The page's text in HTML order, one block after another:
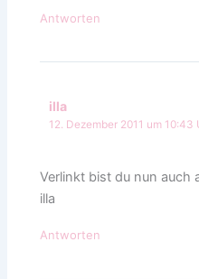
Antworten
illa
12. Dezember 2011 um 10:43
Verlinkt bist du nun auch
illa
Antworten